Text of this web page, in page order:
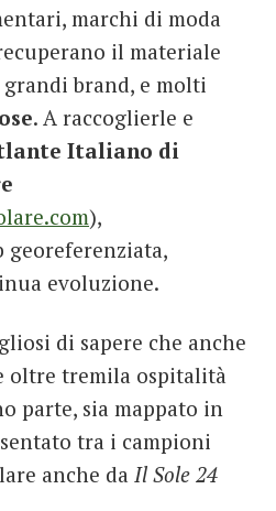
marchi di moda
il materiale
brand, e molti
. A raccoglierle e
Italiano di
),
georeferenziata,
evoluzione.
di sapere che anche
oltre tremila ospitalità
parte, sia mappato in
tra i campioni
anche da Il Sole 24